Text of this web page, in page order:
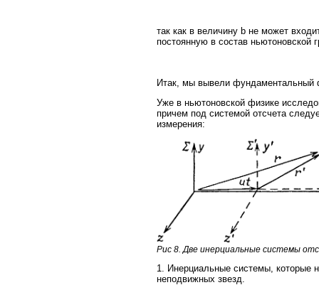
так как в величину b не может
постоянную в состав ньютоновской
Итак, мы вывели фундаментальный
Уже в ньютоновской физике
причем под системой отсчета
измерения:
Рис 8. Две инерциальные системы
1. Инерциальные системы, которые
неподвижных звезд.